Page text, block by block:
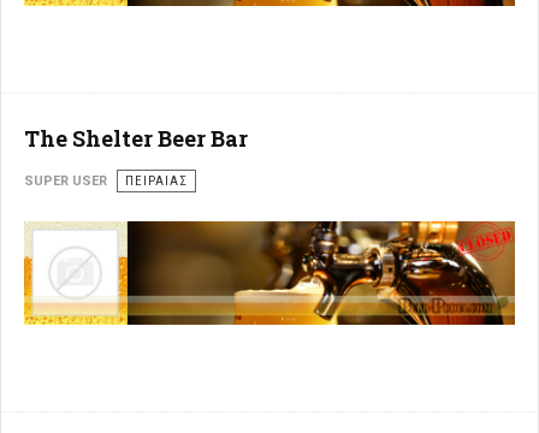
The Shelter Beer Bar
SUPER USER ΠΕΙΡΑΙΆΣ